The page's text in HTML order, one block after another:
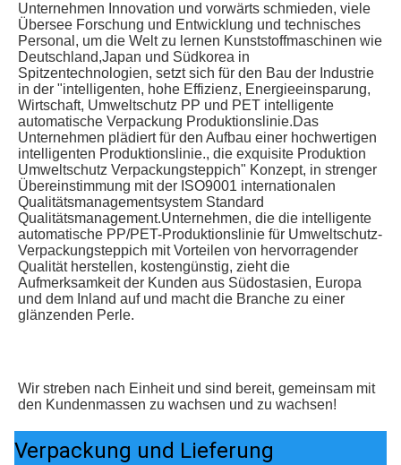
Unternehmen Innovation und vorwärts schmieden, viele
Übersee Forschung und Entwicklung und technisches
Personal, um die Welt zu lernen Kunststoffmaschinen wie
Deutschland,Japan und Südkorea in
Spitzentechnologien, setzt sich für den Bau der Industrie
in der "intelligenten, hohe Effizienz, Energieeinsparung,
Wirtschaft, Umweltschutz PP und PET intelligente
automatische Verpackung Produktionslinie.Das
Unternehmen plädiert für den Aufbau einer hochwertigen
intelligenten Produktionslinie., die exquisite Produktion
Umweltschutz Verpackungsteppich" Konzept, in strenger
Übereinstimmung mit der ISO9001 internationalen
Qualitätsmanagementsystem Standard
Qualitätsmanagement.Unternehmen, die die intelligente
automatische PP/PET-Produktionslinie für Umweltschutz-
Verpackungsteppich mit Vorteilen von hervorragender
Qualität herstellen, kostengünstig, zieht die
Aufmerksamkeit der Kunden aus Südostasien, Europa
und dem Inland auf und macht die Branche zu einer
glänzenden Perle.
Wir streben nach Einheit und sind bereit, gemeinsam mit
den Kundenmassen zu wachsen und zu wachsen!
Verpackung und Lieferung